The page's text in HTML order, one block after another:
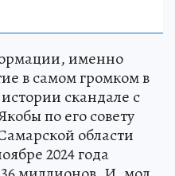
именно
в самом громком в
скандале с
по его совету
области
2024 года